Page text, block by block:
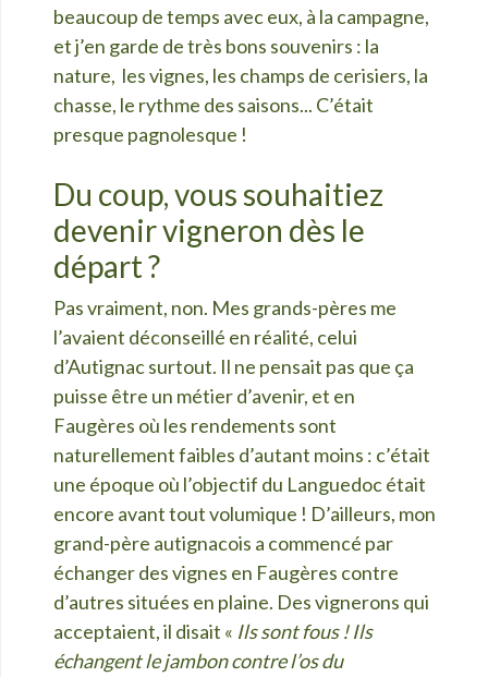
beaucoup de temps avec eux, à la campagne,
et j’en garde de très bons souvenirs : la
nature, les vignes, les champs de cerisiers, la
chasse, le rythme des saisons... C’était
presque pagnolesque !
Du coup, vous souhaitiez
devenir vigneron dès le
départ ?
Pas vraiment, non. Mes grands-pères me
l’avaient déconseillé en réalité, celui
d’Autignac surtout. Il ne pensait pas que ça
puisse être un métier d’avenir, et en
Faugères où les rendements sont
naturellement faibles d’autant moins : c’était
une époque où l’objectif du Languedoc était
encore avant tout volumique ! D’ailleurs, mon
grand-père autignacois a commencé par
échanger des vignes en Faugères contre
d’autres situées en plaine. Des vignerons qui
acceptaient, il disait « Ils sont fous ! Ils
échangent le jambon contre l’os du